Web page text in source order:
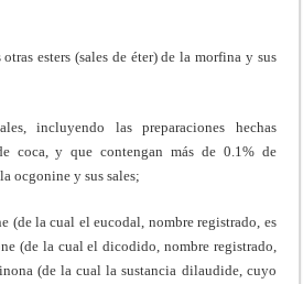
esters (sales de éter) de la morfina y sus
incluyendo las preparaciones hechas
coca, y que contengan más de 0.1% de
ocgonine y sus sales;
la cual el eucodal, nombre registrado, es
(de la cual el dicodido, nombre registrado,
(de la cual la sustancia dilaudide, cuyo